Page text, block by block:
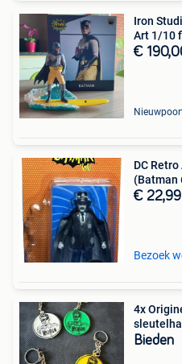
Iron
Art 1/10
€
DC
(Batman
€ 22,99
Bezoek
4x
Bieden